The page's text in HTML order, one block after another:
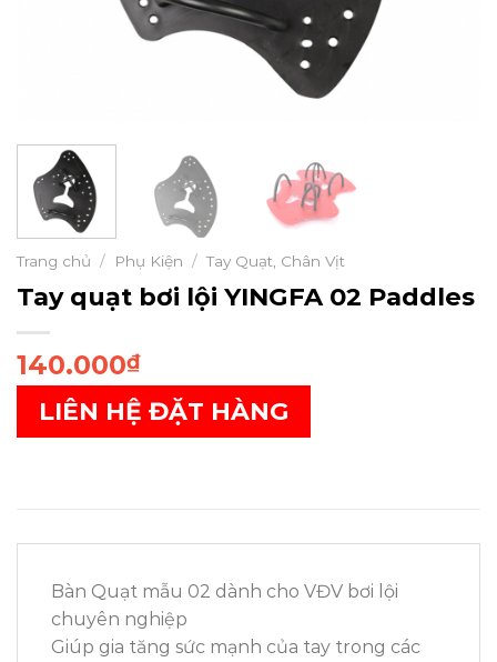
Trang chủ / Phụ Kiện / Tay Quạt, Chân Vịt
Tay quạt bơi lội YINGFA 02 Paddles
140.000₫
LIÊN HỆ ĐẶT HÀNG
Bàn Quạt mẫu 02 dành cho VĐV bơi lội
chuyên nghiệp
Giúp gia tăng sức mạnh của tay trong các